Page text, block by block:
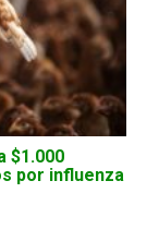
$1.000
por influenza